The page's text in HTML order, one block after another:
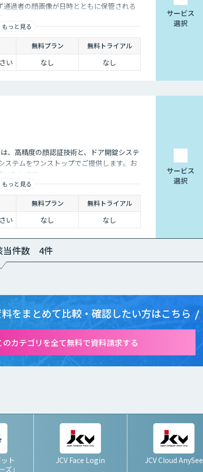
過者の顔画像が日時とともに保管される
もっと見る
無料プラン 無料トライアル
い なし なし
サービス
選択
、高精度の顔認証技術と、ドア開錠システ
ステムをワンストップでご提供します。お
たします。
もっと見る
無料プラン 無料トライアル
い なし なし
サービス
選択
当件数 4件
をまとめて比較・確認したい方はこちら
のカテゴリを全て無料で資料請求する
ト
ズ」
JCV Face Login JCV Cloud AnySee